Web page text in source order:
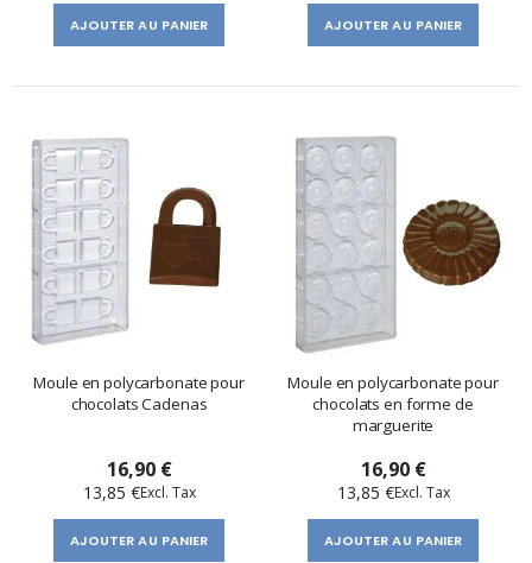
AJOUTER AU PANIER AJOUTER AU PANIER
Moule en polycarbonate pour
chocolats Cadenas
16,90 €
13,85 €
AJOUTER AU PANIER
Moule en polycarbonate pour
chocolats en forme de
marguerite
16,90 €
13,85 €
AJOUTER AU PANIER